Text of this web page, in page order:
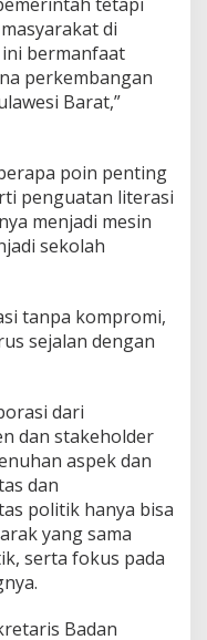
di
bermanfaat
perkembangan
Barat,”
poin penting
penguatan literasi
menjadi mesin
sekolah
tanpa kompromi,
sejalan dengan
dari
dan stakeholder
aspek dan
dan
politik hanya bisa
yang sama
serta fokus pada
Badan